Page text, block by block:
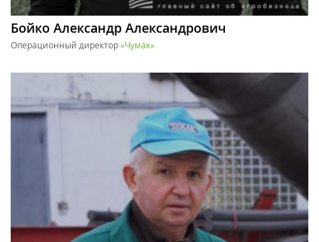
Бойко Александр Александрович
Операционный директор«Чумак»